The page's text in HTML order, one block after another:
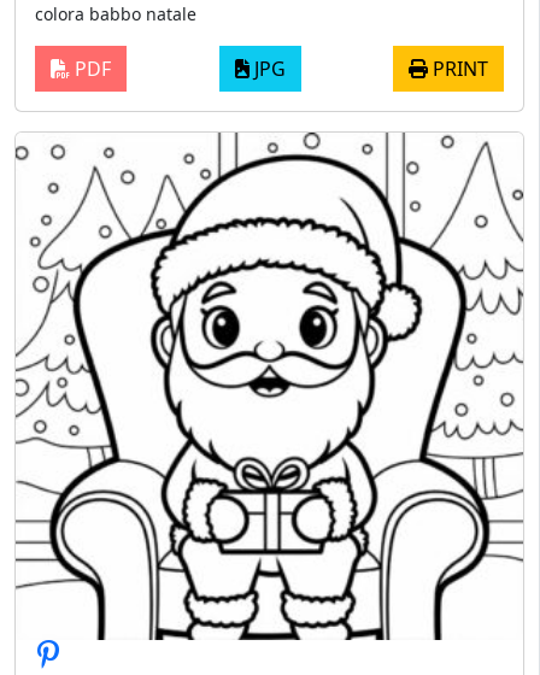
colora babbo natale
PDF JPG PRINT